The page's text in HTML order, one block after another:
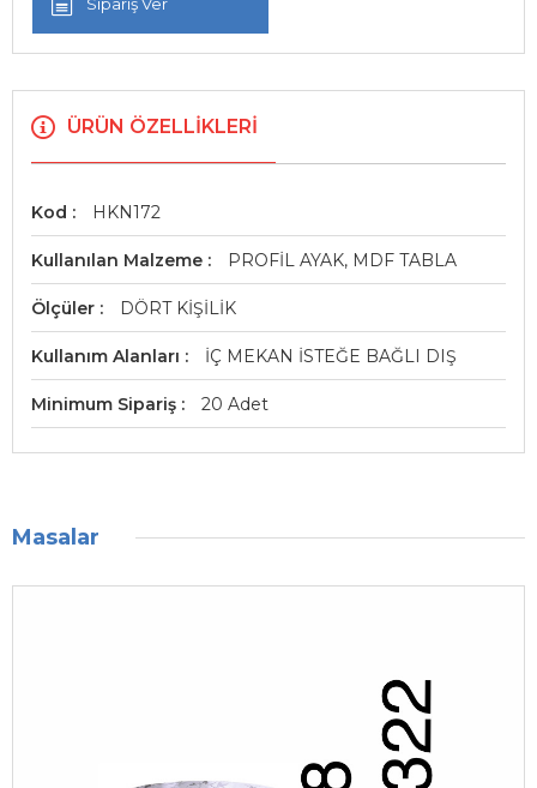
ÜRÜN ÖZELLIKLERI
Kod HKN172
Kullanılan Malzeme PROFİL AYAK, MDF TABLA
Ölçüler DÖRT KİŞİLİK
Kullanım Alanları İÇ MEKAN İSTEĞE BAĞLI DIŞ
Minimum Sipariş 20 Adet
Masalar